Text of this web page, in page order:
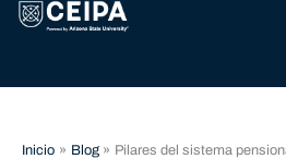
contenido
Inicio Blog Pilares del sistema